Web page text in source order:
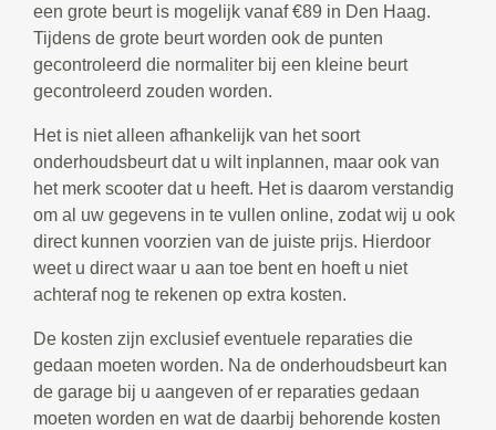
een grote beurt is mogelijk vanaf €89 in Den Haag.
Tijdens de grote beurt worden ook de punten
gecontroleerd die normaliter bij een kleine beurt
gecontroleerd zouden worden.
Het is niet alleen afhankelijk van het soort
onderhoudsbeurt dat u wilt inplannen, maar ook van
het merk scooter dat u heeft. Het is daarom verstandig
om al uw gegevens in te vullen online, zodat wij u ook
direct kunnen voorzien van de juiste prijs. Hierdoor
weet u direct waar u aan toe bent en hoeft u niet
achteraf nog te rekenen op extra kosten.
De kosten zijn exclusief eventuele reparaties die
gedaan moeten worden. Na de onderhoudsbeurt kan
de garage bij u aangeven of er reparaties gedaan
moeten worden en wat de daarbij behorende kosten